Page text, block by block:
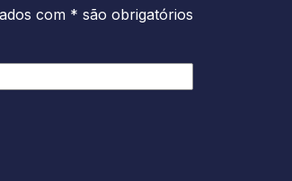
com * são obrigatórios